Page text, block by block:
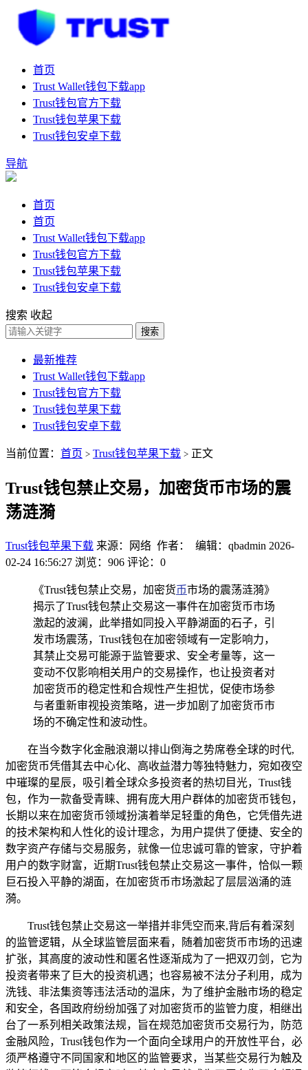
首页
Trust Wallet钱包下载app
Trust钱包官方下载
Trust钱包苹果下载
Trust钱包安卓下载
导航
首页
首页
Trust Wallet钱包下载app
Trust钱包官方下载
Trust钱包苹果下载
Trust钱包安卓下载
搜索 收起
搜索
最新推荐
Trust Wallet钱包下载app
Trust钱包官方下载
Trust钱包苹果下载
Trust钱包安卓下载
当前位置： 首页 > Trust钱包苹果下载 > 正文
Trust钱包禁止交易，加密货币市场的震
荡涟漪
Trust钱包苹果下载 来源：网络 作者： 编辑：qbadmin 2026-
02-24 16:56:27 浏览：906 评论：0
《Trust钱包禁止交易，加密货币市场的震荡涟漪》
揭示了Trust钱包禁止交易这一事件在加密货币市场
激起的波澜，此举措如同投入平静湖面的石子，引
发市场震荡，Trust钱包在加密领域有一定影响力，
其禁止交易可能源于监管要求、安全考量等，这一
变动不仅影响相关用户的交易操作，也让投资者对
加密货币的稳定性和合规性产生担忧，促使市场参
与者重新审视投资策略，进一步加剧了加密货币市
场的不确定性和波动性。
在当今数字化金融浪潮以排山倒海之势席卷全球的时代,
加密货币凭借其去中心化、高收益潜力等独特魅力，宛如夜空
中璀璨的星辰，吸引着全球众多投资者的热切目光，Trust钱
包，作为一款备受青睐、拥有庞大用户群体的加密货币钱包，
长期以来在加密货币领域扮演着举足轻重的角色，它凭借先进
的技术架构和人性化的设计理念，为用户提供了便捷、安全的
数字资产存储与交易服务，就像一位忠诚可靠的管家，守护着
用户的数字财富，近期Trust钱包禁止交易这一事件，恰似一颗
巨石投入平静的湖面，在加密货币市场激起了层层汹涌的涟
漪。
Trust钱包禁止交易这一举措并非凭空而来,背后有着深刻
的监管逻辑，从全球监管层面来看，随着加密货币市场的迅速
扩张，其高度的波动性和匿名性逐渐成为了一把双刃剑，它为
投资者带来了巨大的投资机遇；也容易被不法分子利用，成为
洗钱、非法集资等违法活动的温床，为了维护金融市场的稳定
和安全，各国政府纷纷加强了对加密货币的监管力度，相继出
台了一系列相关政策法规，旨在规范加密货币交易行为，防范
金融风险，Trust钱包作为一个面向全球用户的开放性平台，必
须严格遵守不同国家和地区的监管要求，当某些交易行为触及